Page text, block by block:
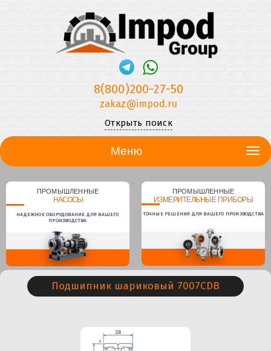
8(800)200-27-50
zakaz@impod.ru
Открыть поиск
Меню
ПРОМЫШЛЕННЫЕ
НАСОСЫ
НАДЕЖНОЕ ОБОРУДОВАНИЕ ДЛЯ ВАШЕГО
ПРОИЗВОДСТВА
ПРОМЫШЛЕННЫЕ
ИЗМЕРИТЕЛЬНЫЕ ПРИБОРЫ
ТОЧНЫЕ РЕШЕНИЯ ДЛЯ ВАШЕГО ПРОИЗВОДСТВА
Подшипник шариковый 7007CDB